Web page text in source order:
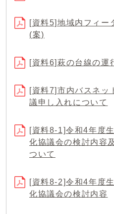
[資料5]地域内フィー
(案)
[資料6]萩の台線の運
[資料7]市内バスネッ
議申し入れについて
[資料8-1]令和4年度
化協議会の検討内容
ついて
[資料8-2]令和4年度
化協議会の検討内容